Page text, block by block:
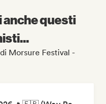
questi
Morsure Festival -